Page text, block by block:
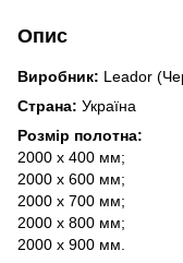
Опис
Виробник: Leador
Страна: Україна
Розмір полотна:
2000 х 400 мм;
2000 х 600 мм;
2000 х 700 мм;
2000 х 800 мм;
2000 х 900 мм.